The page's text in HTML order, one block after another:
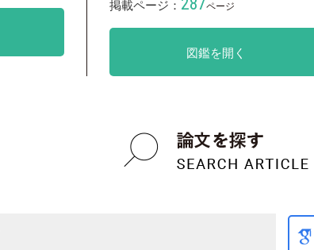
掲載ページ： ページ
図鑑を開く